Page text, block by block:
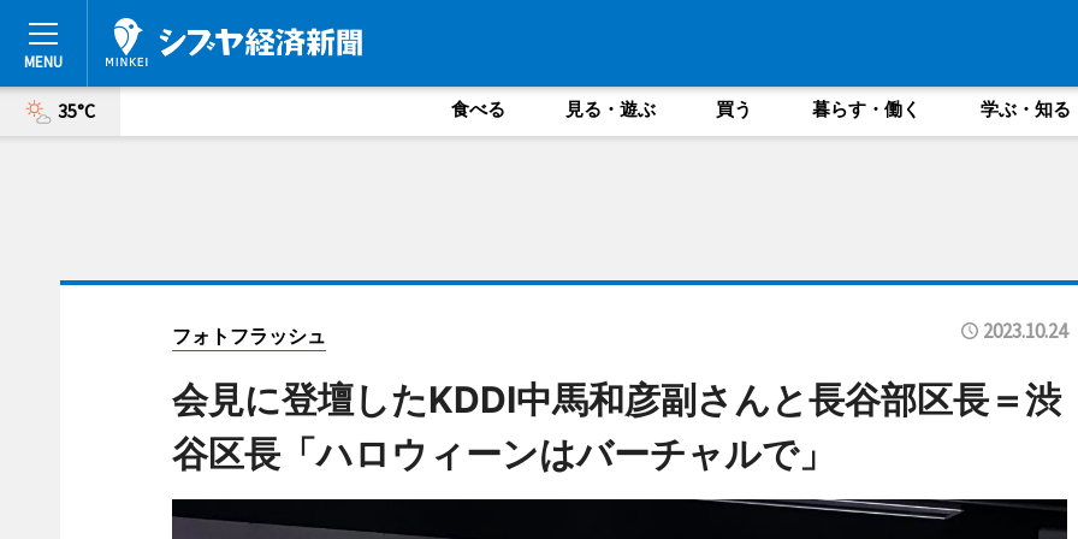
35°C 食べる 見る・遊ぶ 買う 暮らす・働く 学ぶ・知る
フォトフラッシュ 2023.10.24
会見に登壇したKDDI中馬和彦副さんと長谷部区長＝渋
谷区長「ハロウィーンはバーチャルで」